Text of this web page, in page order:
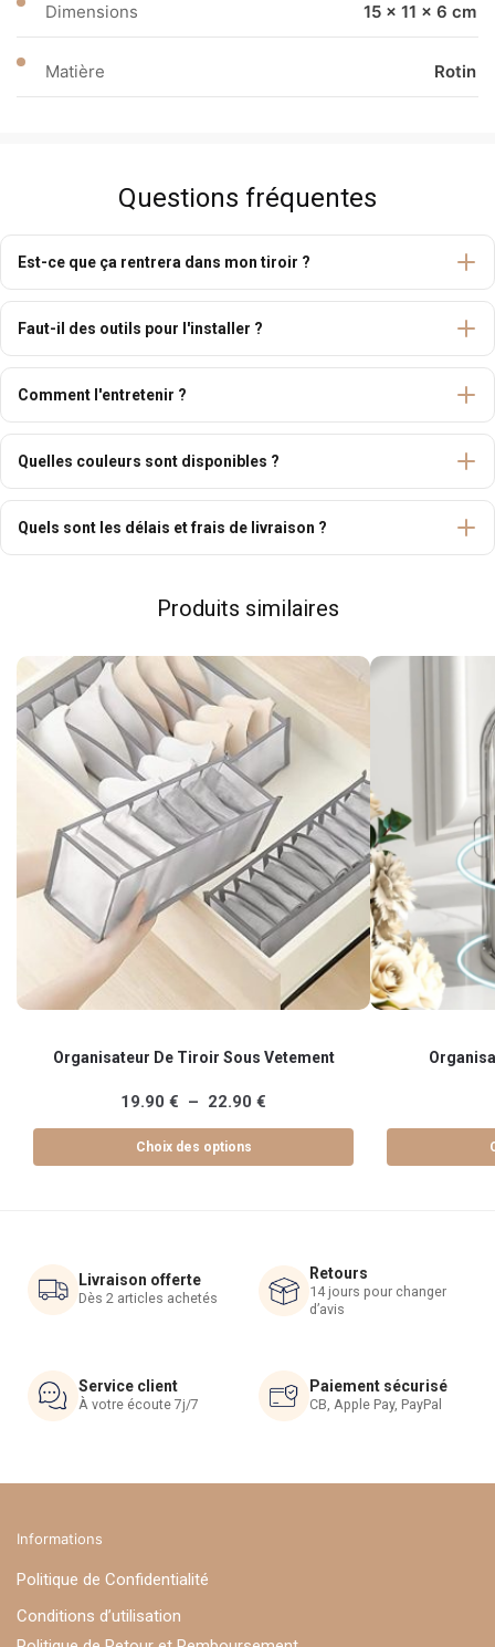
Dimensions 15 × 11 × 6 cm
Matière Rotin
Questions fréquentes
Est-ce que ça rentrera dans mon tiroir ?
Faut-il des outils pour l'installer ?
Comment l'entretenir ?
Quelles couleurs sont disponibles ?
Quels sont les délais et frais de livraison ?
Produits similaires
Organisateur De Tiroir Sous Vetement
19.90 € – 22.90 €
de
Choix des options
produit
Les
choisies
sur
du
produit
produit
Les
du
produit
Livraison offerte
Dès 2 articles achetés
Retours
14 jours pour changer
d’avis
Service client
À votre écoute 7j/7
Paiement sécurisé
CB, Apple Pay, PayPal
Informations
Politique de Confidentialité
Conditions d’utilisation